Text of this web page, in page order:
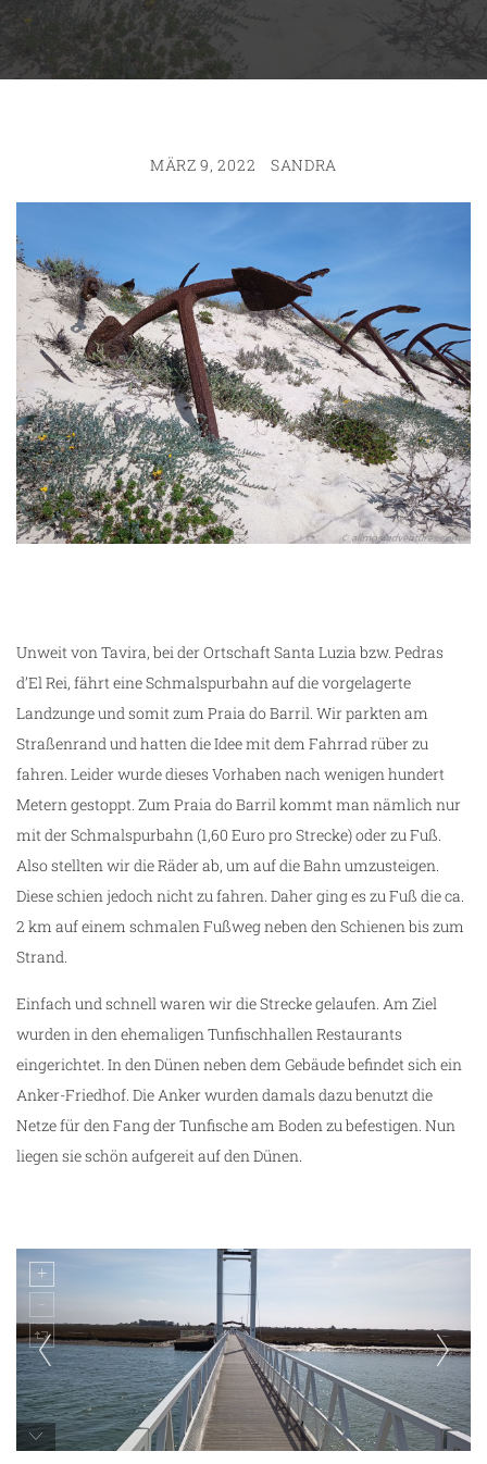
MÄRZ 9, 2022 SANDRA
Unweit von Tavira, bei der Ortschaft Santa Luzia bzw. Pedras
d’El Rei, fährt eine Schmalspurbahn auf die vorgelagerte
Landzunge und somit zum Praia do Barril. Wir parkten am
Straßenrand und hatten die Idee mit dem Fahrrad rüber zu
fahren. Leider wurde dieses Vorhaben nach wenigen hundert
Metern gestoppt. Zum Praia do Barril kommt man nämlich nur
mit der Schmalspurbahn (1,60 Euro pro Strecke) oder zu Fuß.
Also stellten wir die Räder ab, um auf die Bahn umzusteigen.
Diese schien jedoch nicht zu fahren. Daher ging es zu Fuß die ca.
2 km auf einem schmalen Fußweg neben den Schienen bis zum
Strand.
Einfach und schnell waren wir die Strecke gelaufen. Am Ziel
wurden in den ehemaligen Tunfischhallen Restaurants
eingerichtet. In den Dünen neben dem Gebäude befindet sich ein
Anker-Friedhof. Die Anker wurden damals dazu benutzt die
Netze für den Fang der Tunfische am Boden zu befestigen. Nun
liegen sie schön aufgereit auf den Dünen.